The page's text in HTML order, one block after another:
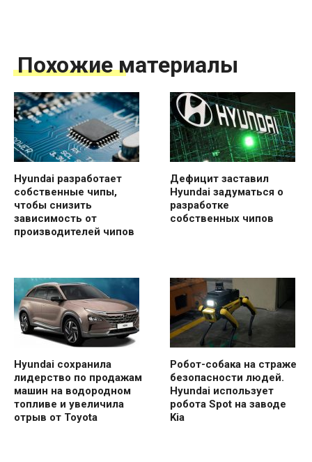
Похожие материалы
Hyundai разработает
собственные чипы,
чтобы снизить
зависимость от
производителей чипов
Дефицит заставил
Hyundai задуматься о
разработке
собственных чипов
Hyundai сохранила
лидерство по продажам
машин на водородном
топливе и увеличила
отрыв от Toyota
Робот-собака на страже
безопасности людей.
Hyundai использует
робота Spot на заводе
Kia